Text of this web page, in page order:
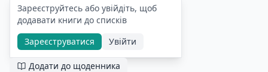
Зареєструйтесь або увійдіть, щоб
додавати книги до списків
Зареєструватися
Увійти
Додати до щоденника